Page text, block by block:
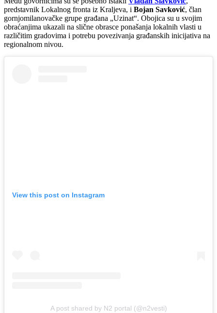
predstavnik Lokalnog fronta iz Kraljeva, i Bojan Savković, član
gornjomilanovačke grupe građana „Uzinat“. Obojica su u svojim
obraćanjima ukazali na slične obrasce ponašanja lokalnih vlasti u
različitim gradovima i potrebu povezivanja građanskih inicijativa na
regionalnom nivou.
View this post on Instagram
A post shared by N2 portal (@n2vesti)